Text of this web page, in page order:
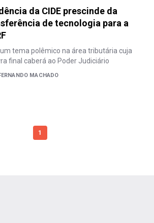
da CIDE prescinde da
de tecnologia para a
tema polêmico na área tributária cuja
final caberá ao Poder Judiciário
MACHADO
1